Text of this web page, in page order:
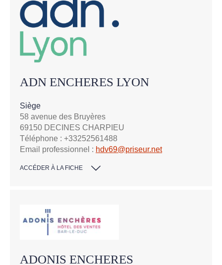
ADN ENCHERES LYON
Siège
58 avenue des Bruyères
69150 DECINES CHARPIEU
Téléphone : +33252561488
Email professionnel : hdv69@priseur.net
ACCÉDER À LA FICHE
ADONIS ENCHERES